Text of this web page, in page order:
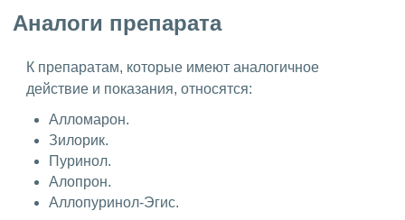
Аналоги препарата
К препаратам, которые имеют аналогичное
действие и показания, относятся:
Алломарон.
Зилорик.
Пуринол.
Алопрон.
Аллопуринол-Эгис.